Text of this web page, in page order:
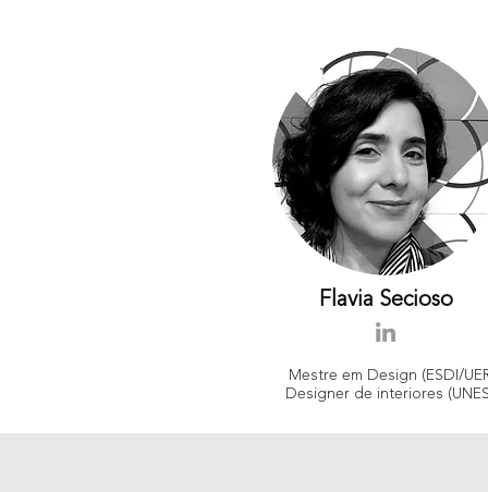
Flavia Secioso
Mestre em Design (ESDI/
Designer de interiores